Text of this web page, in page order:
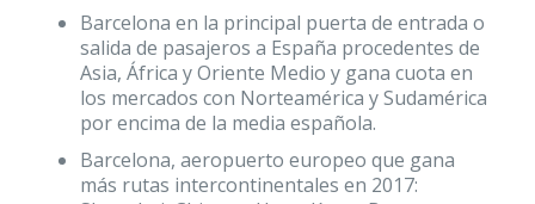
Barcelona en la principal puerta de entrada o
salida de pasajeros a España procedentes de
Asia, África y Oriente Medio y gana cuota en
los mercados con Norteamérica y Sudamérica
por encima de la media española.
Barcelona, aeropuerto europeo que gana
más rutas intercontinentales en 2017: